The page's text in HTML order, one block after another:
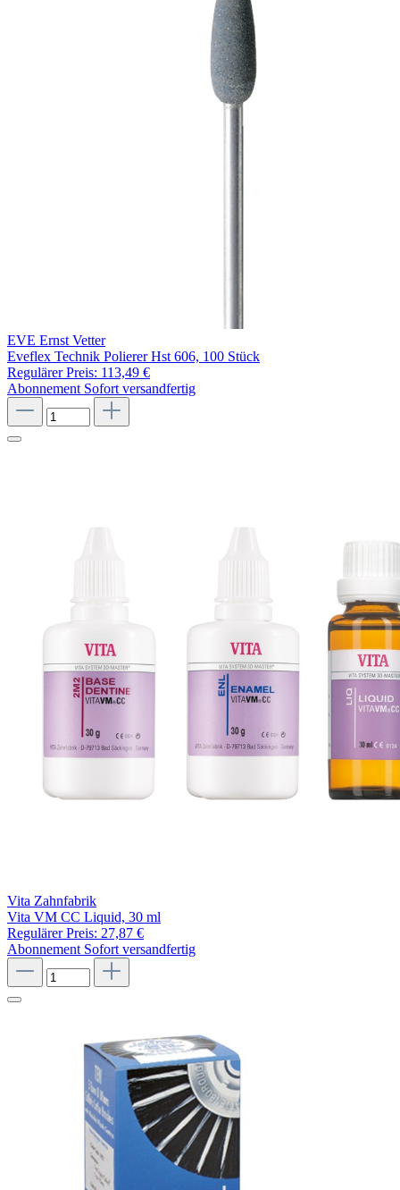
EVE Ernst Vetter
Eveflex Technik Polierer Hst 606, 100 Stück
Regulärer Preis: 113,49 €
Abonnement Sofort versandfertig
Vita Zahnfabrik
Vita VM CC Liquid, 30 ml
Regulärer Preis: 27,87 €
Abonnement Sofort versandfertig